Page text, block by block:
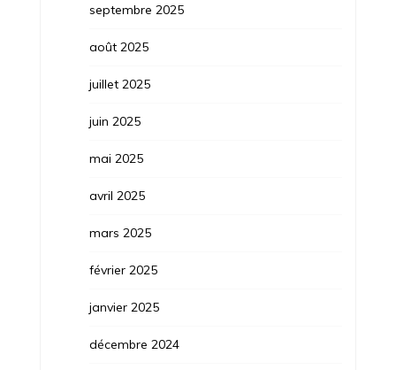
septembre 2025
août 2025
juillet 2025
juin 2025
mai 2025
avril 2025
mars 2025
février 2025
janvier 2025
décembre 2024